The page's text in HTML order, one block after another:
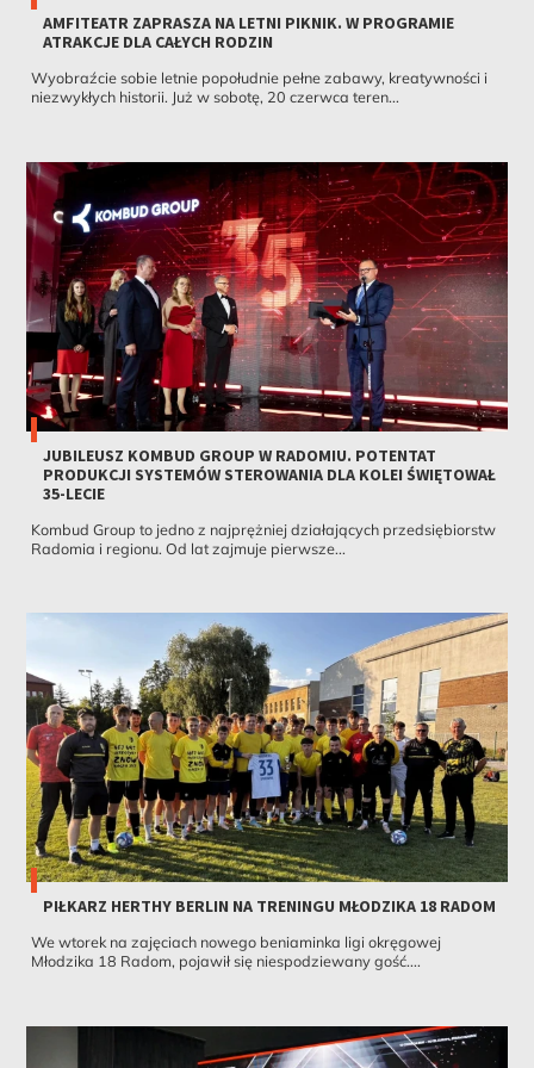
AMFITEATR ZAPRASZA NA LETNI PIKNIK. W PROGRAMIE
ATRAKCJE DLA CAŁYCH RODZIN
Wyobraźcie sobie letnie popołudnie pełne zabawy, kreatywności i
niezwykłych historii. Już w sobotę, 20 czerwca teren...
JUBILEUSZ KOMBUD GROUP W RADOMIU. POTENTAT
PRODUKCJI SYSTEMÓW STEROWANIA DLA KOLEI ŚWIĘTOWAŁ
35-LECIE
Kombud Group to jedno z najprężniej działających przedsiębiorstw
Radomia i regionu. Od lat zajmuje pierwsze...
PIŁKARZ HERTHY BERLIN NA TRENINGU MŁODZIKA 18 RADOM
We wtorek na zajęciach nowego beniaminka ligi okręgowej
Młodzika 18 Radom, pojawił się niespodziewany gość....